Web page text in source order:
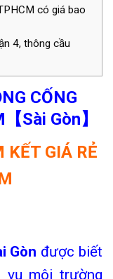
có giá bao
4, thông cầu
CỐNG
Sài Gòn】
KẾT GIÁ RẺ
Gòn được biết
vụ môi trường